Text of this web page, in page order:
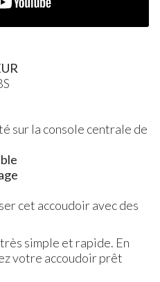
sur la console centrale de
cet accoudoir avec des
simple et rapide. En
votre accoudoir prêt